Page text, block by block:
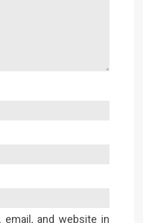
email, and website in